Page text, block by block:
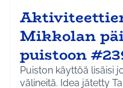
Mikkolan
puistoon
Puiston käyttöä lisäisi
välineitä. Idea